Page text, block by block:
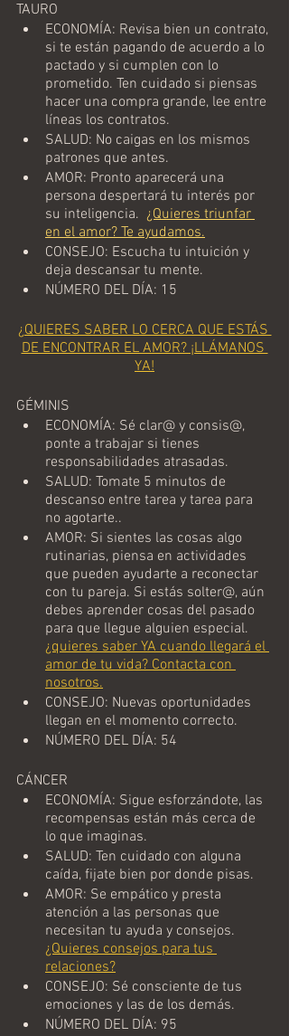
TAURO
ECONOMÍA: Revisa bien un contrato,
si te están pagando de acuerdo a lo
pactado y si cumplen con lo
prometido. Ten cuidado si piensas
hacer una compra grande, lee entre
líneas los contratos.
SALUD: No caigas en los mismos
patrones que antes.
AMOR: Pronto aparecerá una
persona despertará tu interés por
su inteligencia. ¿Quieres triunfar
en el amor? Te ayudamos.
CONSEJO: Escucha tu intuición y
deja descansar tu mente.
NÚMERO DEL DÍA: 15
¿QUIERES SABER LO CERCA QUE ESTÁS
DE ENCONTRAR EL AMOR? ¡LLÁMANOS
YA!
GÉMINIS
ECONOMÍA: Sé clar@ y consis@,
ponte a trabajar si tienes
responsabilidades atrasadas.
SALUD: Tomate 5 minutos de
descanso entre tarea y tarea para
no agotarte..
AMOR: Si sientes las cosas algo
rutinarias, piensa en actividades
que pueden ayudarte a reconectar
con tu pareja. Si estás solter@, aún
debes aprender cosas del pasado
para que llegue alguien especial.
¿quieres saber YA cuando llegará el
amor de tu vida? Contacta con
nosotros.
CONSEJO: Nuevas oportunidades
llegan en el momento correcto.
NÚMERO DEL DÍA: 54
CÁNCER
ECONOMÍA: Sigue esforzándote, las
recompensas están más cerca de
lo que imaginas.
SALUD: Ten cuidado con alguna
caída, fijate bien por donde pisas.
AMOR: Se empático y presta
atención a las personas que
necesitan tu ayuda y consejos.
¿Quieres consejos para tus
relaciones?
CONSEJO: Sé consciente de tus
emociones y las de los demás.
NÚMERO DEL DÍA: 95